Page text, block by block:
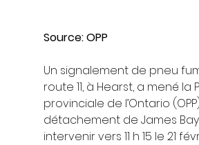
Source: OPP
Un signalement de pneu
route 11, à Hearst, a mené la
provinciale de l’Ontario
détachement de James
intervenir vers 11 h 15 le 21